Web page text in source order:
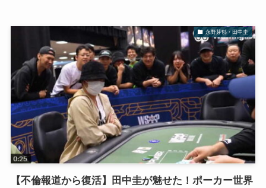
永野芽郁・田中圭
【不倫報道から復活】田中圭が魅せた！ポーカー世界